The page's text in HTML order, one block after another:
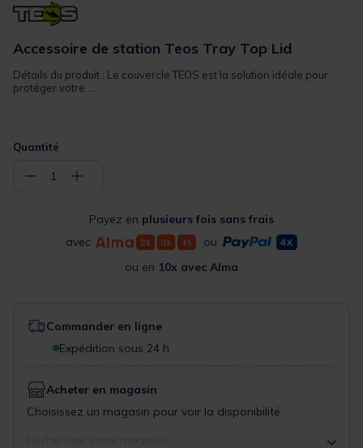
Accessoire de station Teos Tray Top Lid
Détails du produit : Le couvercle TEOS est la solution idéale pour
protéger votre ...
Quantité
− 1 +
Payez en plusieurs fois sans frais
avec
ou
ou en 10x avec Alma
Commander en ligne
Expédition sous 24 h
Acheter en magasin
Choisissez un magasin pour voir la disponibilité